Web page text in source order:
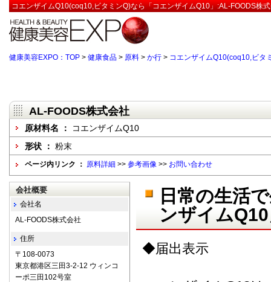
コエンザイムQ10(coq10,ビタミンQ)なら「コエンザイムQ10」:AL-FOODS株
健康美容EXPO：TOP > 健康食品 > 原料 > か行 > コエンザイムQ10(coq10,ビタ
AL-FOODS株式会社
原材料名 ：
コエンザイムQ10
形状 ： 粉末
ページ内リンク ： 原料詳細 >> 参考画像 >> お問い合わせ
日常の生活
ンザイム
◆届出表示
会社概要
会社名
AL-FOODS株式会社
住所
〒108-0073
東京都港区三田3-2-12 ウィンコ
ーポ三田102号室